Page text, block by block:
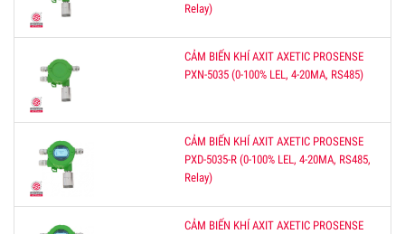
Relay)
CẢM BIẾN KHÍ AXIT AXETIC PROSENSE
PXN-5035 (0-100% LEL, 4-20MA, RS485)
CẢM BIẾN KHÍ AXIT AXETIC PROSENSE
PXD-5035-R (0-100% LEL, 4-20MA, RS485,
Relay)
CẢM BIẾN KHÍ AXIT AXETIC PROSENSE